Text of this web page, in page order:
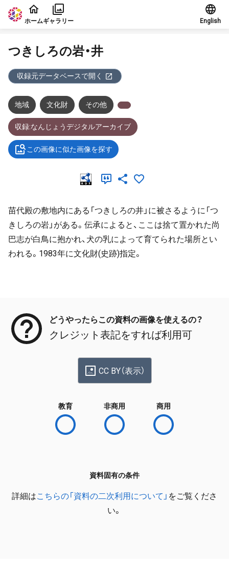
本文に飛ぶ
ホームギャラリー English
つきしろの岩・井
収録元データベースで開く
地域 文化財 その他
収録:なんじょうデジタルアーカイブ
この画像に似た画像を探す
苗代殿の敷地内にある「つきしろの井」に被さるように「つ
きしろの岩」がある。伝承によると、ここは捨て置かれた尚
巴志が白鳥に抱かれ、犬の乳によって育てられた場所とい
われる。1983年に文化財(史跡)指定。
どうやったらこの資料の画像を使えるの？
クレジット表記をすれば利用可
CC BY（表示）
教育 非商用 商用
資料固有の条件
詳細はこちらの「資料の二次利用について」 をご覧くださ
い。